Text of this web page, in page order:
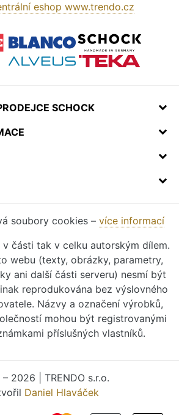
eshop www.trendo.cz
SCHOCK
soubory cookies – více informací
v části tak v celku autorským dílem.
webu (texty, obrázky, parametry,
ani další části serveru) nesmí být
reprodukována bez výslovného
Názvy a označení výrobků,
mohou být registrovanými
příslušných vlastníků.
2026 | TRENDO s.r.o.
Daniel Hlaváček